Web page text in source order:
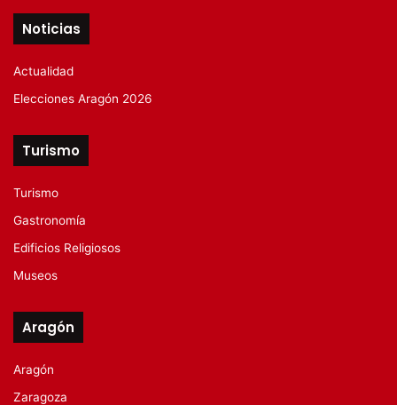
Noticias
Actualidad
Elecciones Aragón 2026
Turismo
Turismo
Gastronomía
Edificios Religiosos
Museos
Aragón
Aragón
Zaragoza